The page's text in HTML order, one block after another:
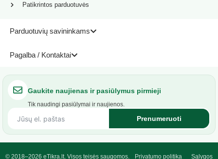
Parduotuvių savininkams
Pagalba / Kontaktai
Patikrintos parduotuvės
Gaukite naujienas ir pasiūlymus pirmieji
Tik naudingi pasiūlymai ir naujienos.
Prenumeruoti
© 2018–2026 eTikra.lt. Visos teisės saugomos. Privatumo politika Sąlygos